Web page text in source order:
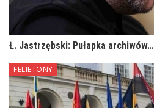
Ł. Jastrzębski: Pułapka archiwów…
FELIETONY